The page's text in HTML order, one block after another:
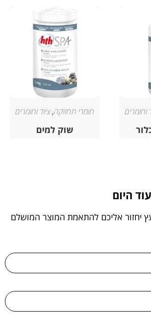
וחומרים חומרי תחזוקה,ציוד וחומרים
שוק למים
היום
יחזור אליכם להתאמת המוצר המושלם